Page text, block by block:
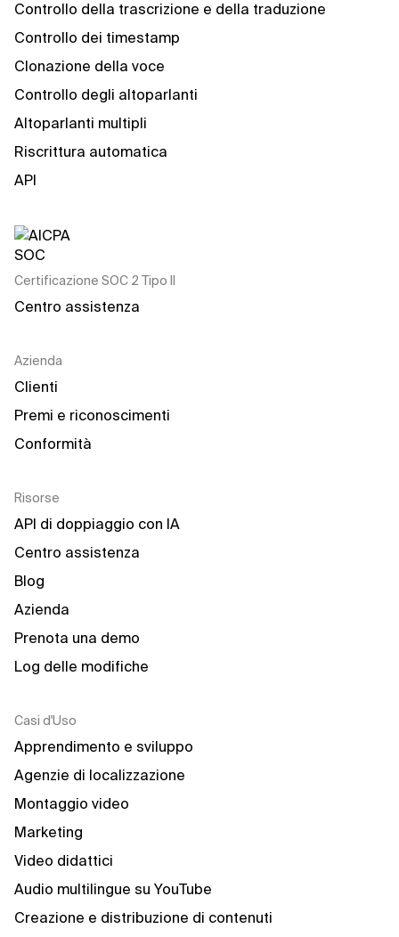
Controllo della trascrizione e della traduzione
Controllo dei timestamp
Clonazione della voce
Controllo degli altoparlanti
Altoparlanti multipli
Riscrittura automatica
API
Certificazione SOC 2 Tipo II
Centro assistenza
Azienda
Clienti
Premi e riconoscimenti
Conformità
Risorse
API di doppiaggio con IA
Centro assistenza
Blog
Azienda
Prenota una demo
Log delle modifiche
Casi d'Uso
Apprendimento e sviluppo
Agenzie di localizzazione
Montaggio video
Marketing
Video didattici
Audio multilingue su YouTube
Creazione e distribuzione di contenuti